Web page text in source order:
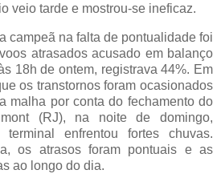
veio tarde e mostrou-se ineficaz.
campeã na falta de pontualidade foi
atrasados acusado em balanço
18h de ontem, registrava 44%. Em
os transtornos foram ocasionados
malha por conta do fechamento do
(RJ), na noite de domingo,
enfrentou fortes chuvas.
os atrasos foram pontuais e as
ao longo do dia.